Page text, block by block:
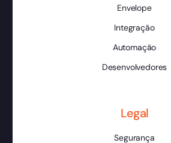
Envelope
Integração
Automação
Desenvolvedores
Legal
Segurança